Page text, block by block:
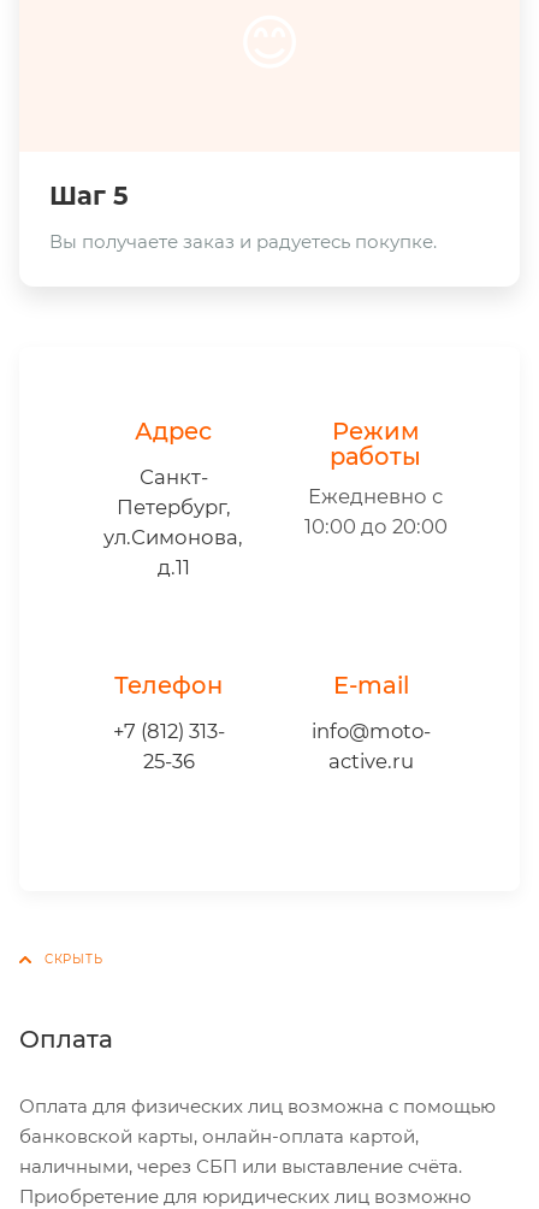
Шаг 5
Вы получаете заказ и радуетесь покупке.
Адрес
Санкт-
Петербург,
ул.Симонова,
д.11
Режим
работы
Ежедневно с
10:00 до 20:00
Телефон
+7 (812) 313-
25-36
E-mail
info@moto-
active.ru
Оплата
Оплата для физических лиц возможна с помощью
банковской карты, онлайн-оплата картой,
наличными, через СБП или выставление счёта.
Приобретение для юридических лиц возможно